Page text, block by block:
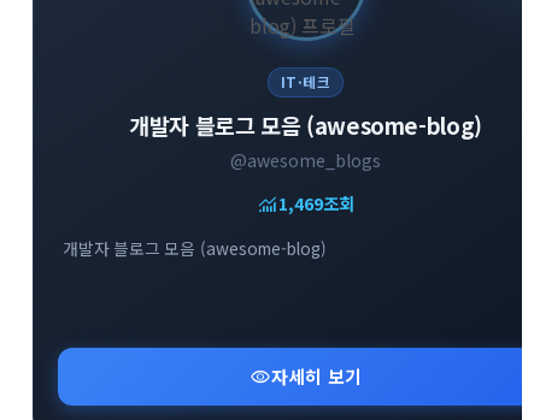
IT·테크
개발자 블로그 모음 (awesome-blog)
@awesome_blogs
monitoring1,469조회
개발자 블로그 모음 (awesome-blog)
visibility자세히 보기